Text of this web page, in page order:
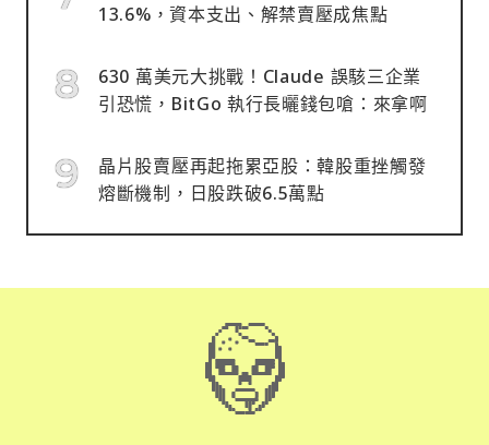
13.6%，資本支出、解禁賣壓成焦點
630 萬美元大挑戰！Claude 誤駭三企業
引恐慌，BitGo 執行長曬錢包嗆：來拿啊
晶片股賣壓再起拖累亞股：韓股重挫觸發
熔斷機制，日股跌破6.5萬點